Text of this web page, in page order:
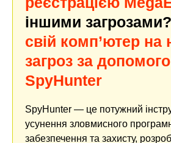
іншими загрозами?
свій комп’ютер на
загроз за
SpyHunter
SpyHunter — це потужний
усунення зловмисного
забезпечення та захисту,